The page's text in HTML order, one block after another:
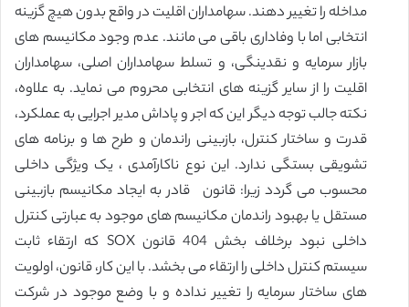
مداخله را تغییر دهند. سهامداران اقلیت در واقع بدون هیچ گزینه
انتخابی اما با وفاداری باقی می مانند. عدم وجود مکانیسم های
بازار سرمایه و نقدینگی، و تسلط سهامداران اصلی، سهامداران
اقلیت را از سایر گزینه های انتخابی محروم می نماید. به علاوه،
نکته جالب توجه دیگر این که اجر و پاداش مدیر اجرایی به عملکرد،
قدرت و ساختار کنترل، بازبینی راندمان و طرح ها و برنامه های
تشویقی بستگی ندارد. این نوع ناکارآمدی ، یک ویژگی داخلی
محسوب می گردد زیرا: قانون قادر به ایجاد مکانیسم بازبینی
مستقل یا بهبود راندمان مکانیسم های موجود به عبارتی کنترل
داخلی نبود برخلاف بخش 404 قانون SOX که ارتقاء ثابت
سیستم کنترل داخلی را ارتقاء می بخشد. با این کار، قانون، اولویت
های ساختار سرمایه را تغییر نداده و با وضع موجود در شرکت